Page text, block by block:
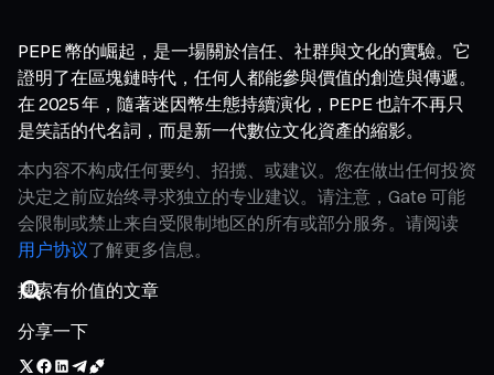
PEPE 幣的崛起，是一場關於信任、社群與文化的實驗。它
證明了在區塊鏈時代，任何人都能參與價值的創造與傳遞。
在 2025 年，隨著迷因幣生態持續演化，PEPE 也許不再只
是笑話的代名詞，而是新一代數位文化資產的縮影。
本内容不构成任何要约、招揽、或建议。您在做出任何投资
决定之前应始终寻求独立的专业建议。请注意，Gate 可能
会限制或禁止来自受限制地区的所有或部分服务。请阅读
用户协议了解更多信息。
分享一下